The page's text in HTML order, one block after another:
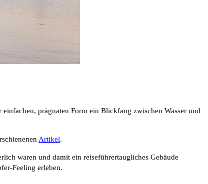
prägnaten Form ein Blickfang zwischen Wasser und
Artikel.
waren und damit ein reiseführertaugliches Gebäude
Feeling erleben.